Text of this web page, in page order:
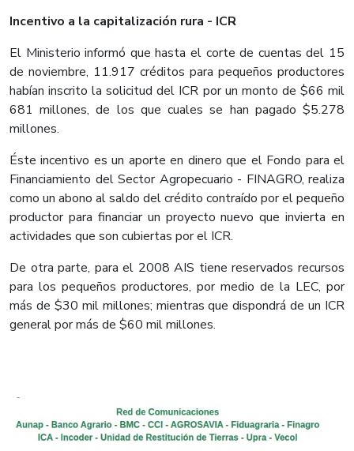
Incentivo a la capitalización rura - ICR
El Ministerio informó que hasta el corte de cuentas del 15
de noviembre, 11.917 créditos para pequeños productores
habían inscrito la solicitud del ICR por un monto de $66 mil
681 millones, de los que cuales se han pagado $5.278
millones.
Éste incentivo es un aporte en dinero que el Fondo para el
Financiamiento del Sector Agropecuario - FINAGRO, realiza
como un abono al saldo del crédito contraído por el pequeño
productor para financiar un proyecto nuevo que invierta en
actividades que son cubiertas por el ICR.
De otra parte, para el 2008 AIS tiene reservados recursos
para los pequeños productores, por medio de la LEC, por
más de $30 mil millones; mientras que dispondrá de un ICR
general por más de $60 mil millones.